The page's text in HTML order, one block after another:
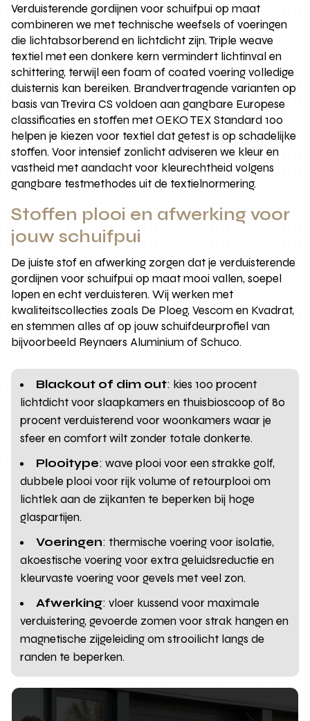
Verduisterende gordijnen voor schuifpui op maat
combineren we met technische weefsels of voeringen
die lichtabsorberend en lichtdicht zijn. Triple weave
textiel met een donkere kern vermindert lichtinval en
schittering, terwijl een foam of coated voering volledige
duisternis kan bereiken. Brandvertragende varianten op
basis van Trevira CS voldoen aan gangbare Europese
classificaties en stoffen met OEKO TEX Standard 100
helpen je kiezen voor textiel dat getest is op schadelijke
stoffen. Voor intensief zonlicht adviseren we kleur en
vastheid met aandacht voor kleurechtheid volgens
gangbare testmethodes uit de textielnormering.
Stoffen plooi en afwerking voor
jouw schuifpui
De juiste stof en afwerking zorgen dat je verduisterende
gordijnen voor schuifpui op maat mooi vallen, soepel
lopen en echt verduisteren. Wij werken met
kwaliteitscollecties zoals De Ploeg, Vescom en Kvadrat,
en stemmen alles af op jouw schuifdeurprofiel van
bijvoorbeeld Reynaers Aluminium of Schuco.
Blackout of dim out: kies 100 procent
lichtdicht voor slaapkamers en thuisbioscoop of 80
procent verduisterend voor woonkamers waar je
sfeer en comfort wilt zonder totale donkerte.
Plooitype: wave plooi voor een strakke golf,
dubbele plooi voor rijk volume of retourplooi om
lichtlek aan de zijkanten te beperken bij hoge
glaspartijen.
Voeringen: thermische voering voor isolatie,
akoestische voering voor extra geluidsreductie en
kleurvaste voering voor gevels met veel zon.
Afwerking: vloer kussend voor maximale
verduistering, gevoerde zomen voor strak hangen en
magnetische zijgeleiding om strooilicht langs de
randen te beperken.